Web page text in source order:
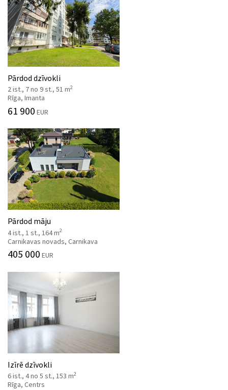
Pārdod dzīvokli
2 ist., 7 no 9 st., 51 m2
Rīga, Imanta
61 900 EUR
Pārdod māju
4 ist., 1 st., 164 m2
Carnikavas novads, Carnikava
405 000 EUR
Izīrē dzīvokli
6 ist., 4 no 5 st., 153 m2
Rīga, Centrs